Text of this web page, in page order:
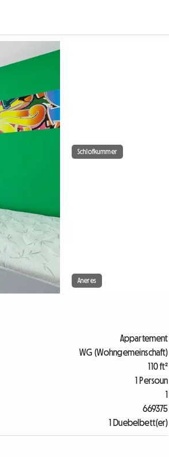
Schlofkummer
Aneres
Appartement
WG (Wohngemeinschaft)
110 ft²
1 Persoun
1
669375
1 Duebelbett(er)